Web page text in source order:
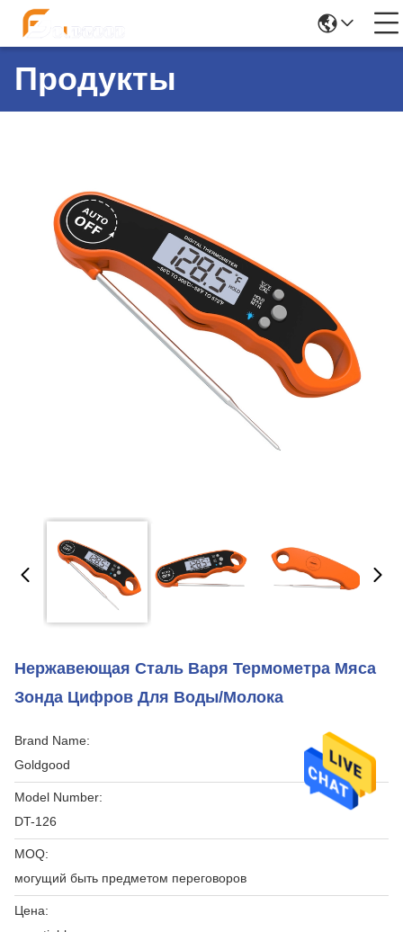
Продукты
Нержавеющая Сталь Варя Термометра Мяса
Зонда Цифров Для Воды/молока
Brand Name:
Goldgood
Model Number:
DT-126
MOQ:
могущий быть предметом переговоров
Цена: